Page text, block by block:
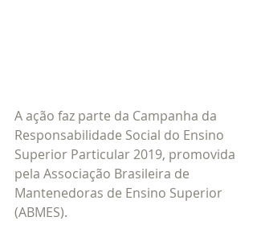
A ação faz parte da Campanha da
Responsabilidade Social do Ensino
Superior Particular 2019, promovida
pela Associação Brasileira de
Mantenedoras de Ensino Superior
(ABMES).